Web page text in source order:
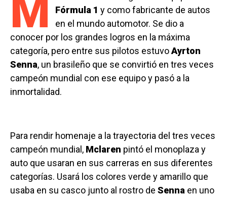
M
Fórmula 1 y como fabricante de autos
en el mundo automotor. Se dio a
conocer por los grandes logros en la máxima
categoría, pero entre sus pilotos estuvoAyrton
Senna, un brasileño que se convirtió en tres veces
campeón mundial con ese equipo y pasó a la
inmortalidad.
Para rendir homenaje a la trayectoria del tres veces
campeón mundial, Mclaren pintó el monoplaza y
auto que usaran en sus carreras en sus diferentes
categorías. Usará los colores verde y amarillo que
usaba en su casco junto al rostro de Senna en uno